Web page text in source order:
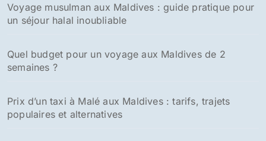
Voyage musulman aux Maldives : guide pratique pour
un séjour halal inoubliable
Quel budget pour un voyage aux Maldives de 2
semaines ?
Prix d’un taxi à Malé aux Maldives : tarifs, trajets
populaires et alternatives